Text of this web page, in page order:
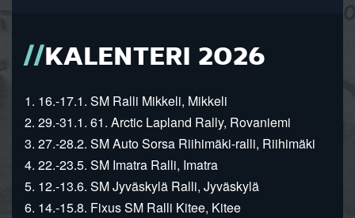
KALENTERI 2026
1. 16.-17.1. SM Ralli Mikkeli, Mikkeli
2. 29.-31.1. 61. Arctic Lapland Rally, Rovaniemi
3. 27.-28.2. SM Auto Sorsa Riihimäki-ralli, Riihimäki
4. 22.-23.5. SM Imatra Ralli, Imatra
5. 12.-13.6. SM Jyväskylä Ralli, Jyväskylä
6. 14.-15.8. Fixus SM Ralli Kitee, Kitee